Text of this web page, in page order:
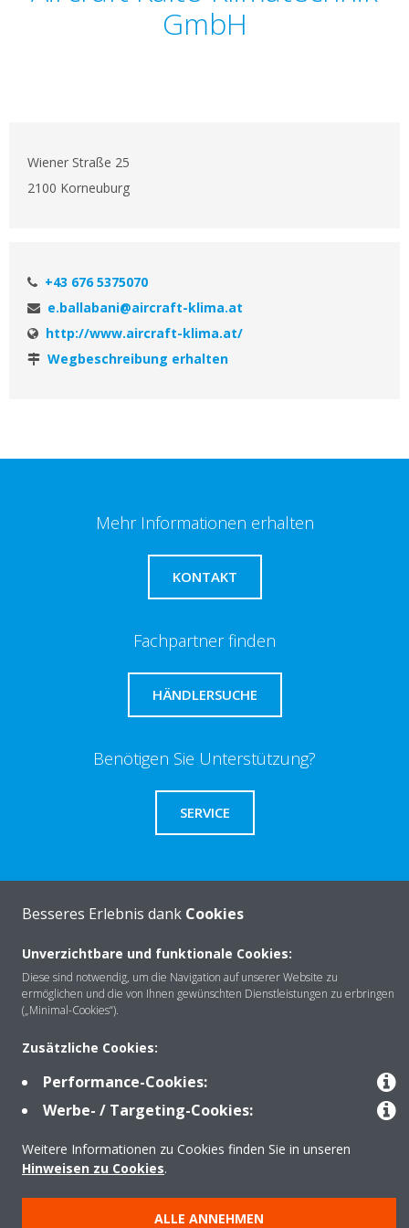
GmbH
Wiener Straße 25
2100 Korneuburg
+43 676 5375070
e.ballabani@aircraft-klima.at
http://www.aircraft-klima.at/
Wegbeschreibung erhalten
Mehr Informationen erhalten
KONTAKT
Fachpartner finden
HÄNDLERSUCHE
Benötigen Sie Unterstützung?
SERVICE
Über Daikin
Lösungen
Kontakt
Copyright © Daikin
Besseres Erlebnis dank Cookies
Unverzichtbare und funktionale Cookies:
Diese sind notwendig, um die Navigation auf unserer Website zu
ermöglichen und die von Ihnen gewünschten Dienstleistungen zu erbringen
(„Minimal-Cookies“).
Zusätzliche Cookies:
Performance-Cookies:
Werbe- / Targeting-Cookies:
Weitere Informationen zu Cookies finden Sie in unseren
Hinweisen zu Cookies.
ALLE ANNEHMEN